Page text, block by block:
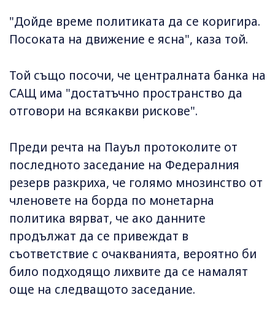
"Дойде време политиката да се коригира.
Посоката на движение е ясна", каза той.
Той също посочи, че централната банка на
САЩ има "достатъчно пространство да
отговори на всякакви рискове".
Преди речта на Пауъл протоколите от
последното заседание на Федералния
резерв разкриха, че голямо мнозинство от
членовете на борда по монетарна
политика вярват, че ако данните
продължат да се привеждат в
съответствие с очакванията, вероятно би
било подходящо лихвите да се намалят
още на следващото заседание.